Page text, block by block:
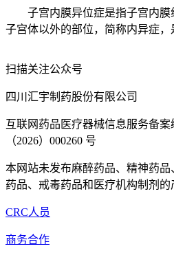
子宫内膜异位症是指子宫内膜
子宫体以外的部位，简称内异症，
扫描关注公众号
四川汇宇制药股份有限公司
互联网药品医疗器械信息服务备
（2026）000260 号
本网站未发布麻醉药品、精神药
药品、戒毒药品和医疗机构制剂的
CRC人员
商务合作